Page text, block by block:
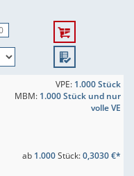
VPE: 1.000 Stück
MBM: 1.000 Stück und nur
volle VE
ab 1.000Stück:0,3030 €*